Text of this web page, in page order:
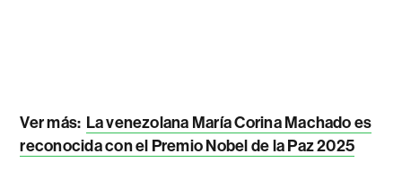
Ver más: La venezolana María Corina Machado es
reconocida con el Premio Nobel de la Paz 2025